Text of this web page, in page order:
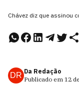
Chávez diz que assinou
DR Da Redação
Publicado em 12